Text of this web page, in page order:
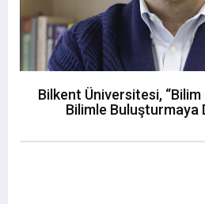
Bilkent Üniversitesi,
Bilimle Buluşturmaya